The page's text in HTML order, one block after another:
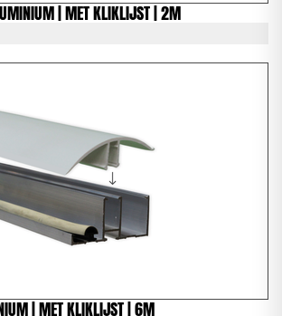
| MET KLIKLIJST | 2M
| MET KLIKLIJST | 6M